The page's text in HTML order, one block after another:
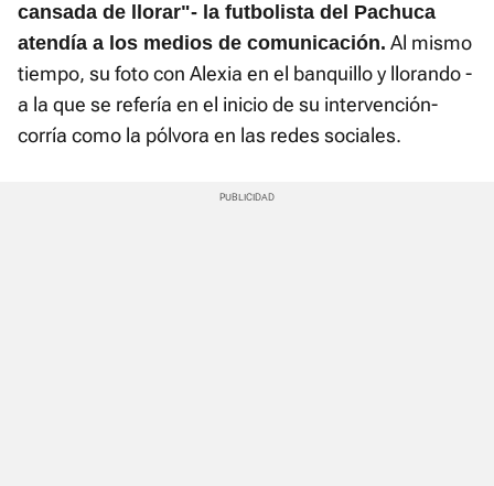
cansada de llorar"- la futbolista del Pachuca
atendía a los medios de comunicación. Al mismo
tiempo, su foto con Alexia en el banquillo y llorando -
a la que se refería en el inicio de su intervención-
corría como la pólvora en las redes sociales.